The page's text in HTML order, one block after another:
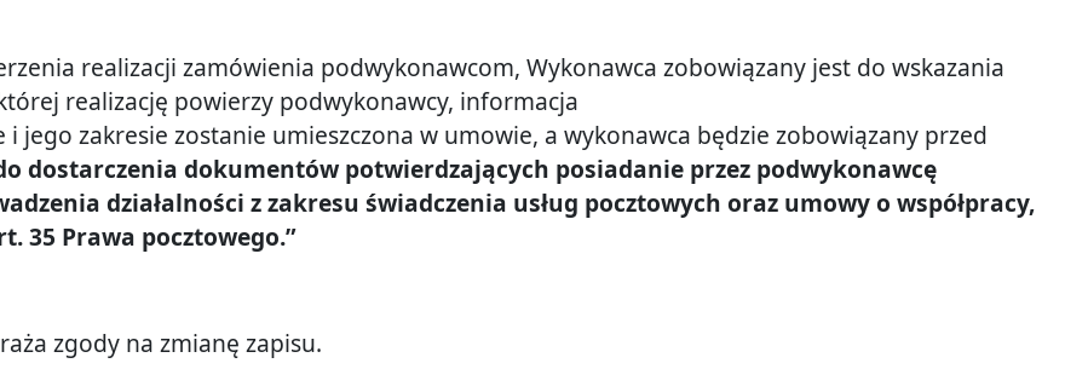
realizacji zamówienia podwykonawcom, Wykonawca zobowiązany jest do wskazania
realizację powierzy podwykonawcy, informacja
jego zakresie zostanie umieszczona w umowie, a wykonawca będzie zobowiązany przed
dostarczenia dokumentów potwierdzających posiadanie przez podwykonawcę
działalności z zakresu świadczenia usług pocztowych oraz umowy o współpracy,
35 Prawa pocztowego.”
zgody na zmianę zapisu.